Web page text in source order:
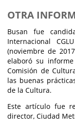
OTRA
Busan fue
Internacional
(noviembre de
elaboró su
Comisión de
las buenas
de la Cultura.
Este artículo fue
director, Ciudad